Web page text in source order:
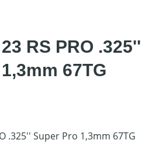
RS PRO .325''
67TG